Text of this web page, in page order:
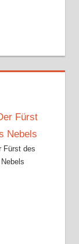
Fürst des
Nebels